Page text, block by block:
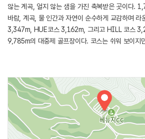
않는 계곡, 얼지 않는 샘을 가진 축복받은 곳이다.
바람, 계곡, 물 인간과 자연이 순수하게 교감하며 라
3,347m, HUE코스 3,162m, 그리고 HILL 코스
9,785m의 대중제 골프장이다. 코스는 쉬워 보이지
기복이 적어 보이지만 난도가 높다. 전체적으로 역